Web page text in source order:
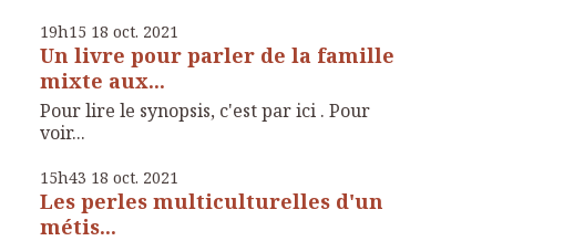
19h15 18 oct. 2021
Un livre pour parler de la famille
mixte aux...
Pour lire le synopsis, c'est par ici . Pour
voir...
15h43 18 oct. 2021
Les perles multiculturelles d'un
métis...